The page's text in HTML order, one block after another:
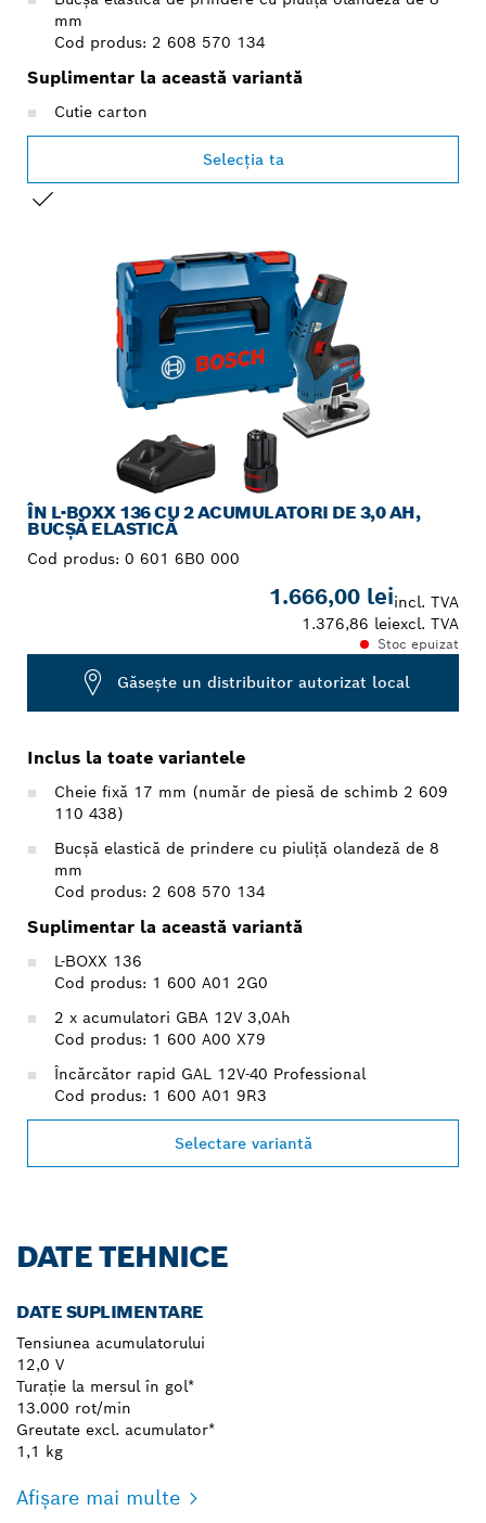
mm
Cod produs: 2 608 570 134
Suplimentar la această variantă
Cutie carton
Selecţia ta
ÎN L-BOXX 136 CU 2 ACUMULATORI DE 3,0 AH,
BUCŞĂ ELASTICĂ
Cod produs: 0 601 6B0 000
1.666,00 leiincl. TVA
1.376,86 leiexcl. TVA
Stoc epuizat
Găseşte un distribuitor autorizat local
Inclus la toate variantele
Cheie fixă 17 mm (număr de piesă de schimb 2 609
110 438)
Bucşă elastică de prindere cu piuliţă olandeză de 8
mm
Cod produs: 2 608 570 134
Suplimentar la această variantă
L-BOXX 136
Cod produs: 1 600 A01 2G0
2 x acumulatori GBA 12V 3,0Ah
Cod produs: 1 600 A00 X79
Încărcător rapid GAL 12V-40 Professional
Cod produs: 1 600 A01 9R3
Selectare variantă
DATE TEHNICE
DATE SUPLIMENTARE
Tensiunea acumulatorului
12,0 V
Turaţie la mersul în gol*
13.000 rot/min
Greutate excl. acumulator*
1,1 kg
Afișare mai multe